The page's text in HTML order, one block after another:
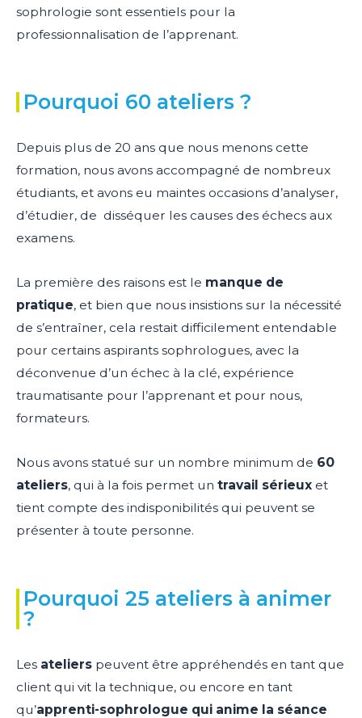
sophrologie sont essentiels pour la
professionnalisation de l’apprenant.
Pourquoi 60 ateliers ?
Depuis plus de 20 ans que nous menons cette
formation, nous avons accompagné de nombreux
étudiants, et avons eu maintes occasions d’analyser,
d’étudier, de disséquer les causes des échecs aux
examens.
La première des raisons est le manque de
pratique, et bien que nous insistions sur la nécessité
de s’entraîner, cela restait difficilement entendable
pour certains aspirants sophrologues, avec la
déconvenue d’un échec à la clé, expérience
traumatisante pour l’apprenant et pour nous,
formateurs.
Nous avons statué sur un nombre minimum de 60
ateliers, qui à la fois permet un travail sérieux et
tient compte des indisponibilités qui peuvent se
présenter à toute personne.
Pourquoi 25 ateliers à animer
?
Les ateliers peuvent être appréhendés en tant que
client qui vit la technique, ou encore en tant
qu’apprenti-sophrologue qui anime la séance